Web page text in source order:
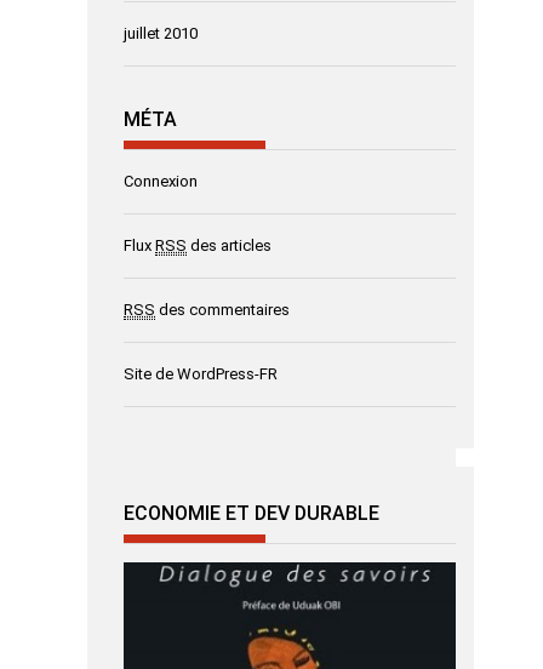
juillet 2010
MÉTA
Connexion
Flux RSS des articles
RSS des commentaires
Site de WordPress-FR
ECONOMIE ET DEV DURABLE